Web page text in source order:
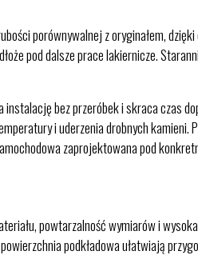
porównywalnej z oryginałem,
pod dalsze prace lakiernicze.
bez przeróbek i skraca czas
i uderzenia drobnych
zaprojektowana pod
powtarzalność wymiarów i
podkładowa ułatwiają